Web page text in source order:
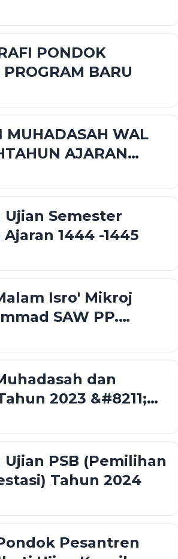
PONDOK
BARU
MUHADASAH WAL
AJARAN
Ujian Semester
1444 -1445
Isro' Mikroj
SAW PP.
dan
2023 &#8211;
PSB (Pemilihan
Tahun 2024
Pesantren